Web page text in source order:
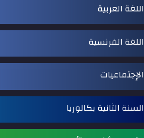
اللغة العربية
اللغة الفرنسية
الإجتماعيات
السنة الثانية بكالوريا